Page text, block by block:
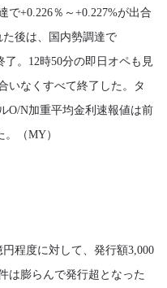
で+0.226％～+0.227%が出合
た後は、国内勢調達で
了。12時50分の即日オペも見
いなくすべて終了した。タ
O/N加重平均金利速報値は前
。（MY）
程度に対して、発行額3,000
は膨らんで発行超となった